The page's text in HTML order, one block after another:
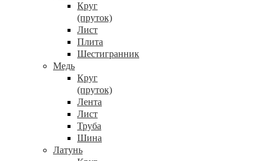
Круг
(пруток)
Лист
Плита
Шестигранник
Медь
Круг
(пруток)
Лента
Лист
Труба
Шина
Латунь